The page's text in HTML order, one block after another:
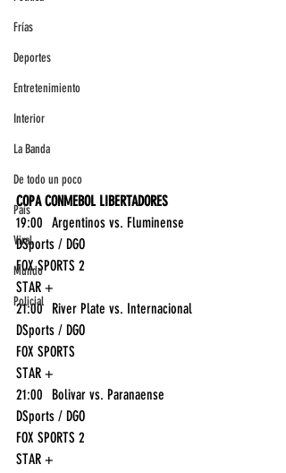
Frías
Deportes
Entretenimiento
Interior
La Banda
De todo un poco
País
Viral
Mundo
Policial
COPA CONMEBOL LIBERTADORES
DSports / DGO
FOX SPORTS 2
STAR +
DSports / DGO
FOX SPORTS
STAR +
DSports / DGO
FOX SPORTS 2
STAR +